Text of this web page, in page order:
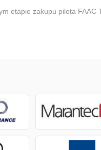
etapie zakupu pilota FAAC